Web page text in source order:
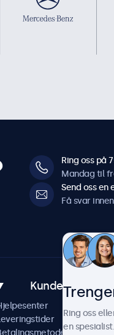
Ring oss på
Mandag til
Send oss en
Få svar
Kundeservice
Ring oss
en spesialist.